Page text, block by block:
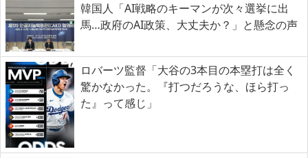
韓国人「AI戦略のキーマンが次々選挙に出
馬…政府のAI政策、大丈夫か？」と懸念の声
ロバーツ監督「大谷の3本目の本塁打は全く
驚かなかった。『打つだろうな、ほら打っ
た』って感じ」